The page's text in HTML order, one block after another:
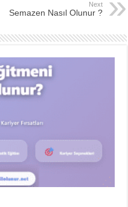
Next
Semazen Nasıl Olunur ?